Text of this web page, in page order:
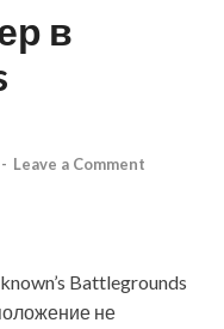
в
- Leave a Comment
Battlegrounds
не